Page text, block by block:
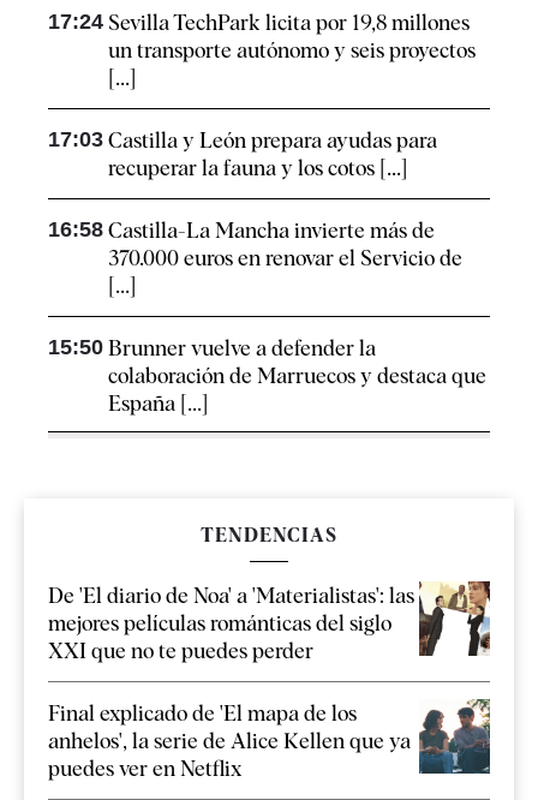
17:24 Sevilla TechPark licita por 19,8 millones
un transporte autónomo y seis proyectos
[...]
17:03 Castilla y León prepara ayudas para
recuperar la fauna y los cotos [...]
16:58 Castilla-La Mancha invierte más de
370.000 euros en renovar el Servicio de
[...]
15:50 Brunner vuelve a defender la
colaboración de Marruecos y destaca que
España [...]
TENDENCIAS
De 'El diario de Noa' a 'Materialistas': las
mejores películas románticas del siglo
XXI que no te puedes perder
Final explicado de 'El mapa de los
anhelos', la serie de Alice Kellen que ya
puedes ver en Netflix